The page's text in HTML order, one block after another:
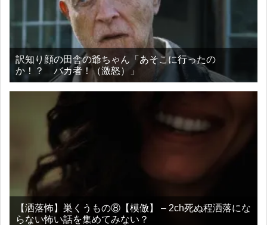
訳知り顔の田舎の爺ちゃん「あそこに行ったの
か！？ バカ者！（激怒）」
【洒落怖】巣くうもの⑧【模倣】 – 2ch死ぬ程洒落にな
らない怖い話を集めてみない？